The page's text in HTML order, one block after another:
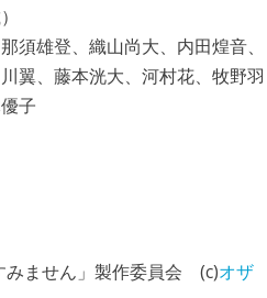
須雄登、織山尚大、内田煌音、
翼、藤本洸大、河村花、牧野羽
子
みません」製作委員会 (c)オザ